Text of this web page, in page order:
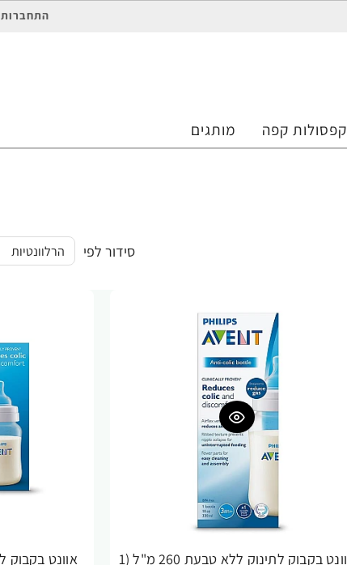
התחברות
קפסולות קפה מותגים
סידור לפי
אוונט בקבוק לתינוק ללא טבעת 260 מ"ל (1